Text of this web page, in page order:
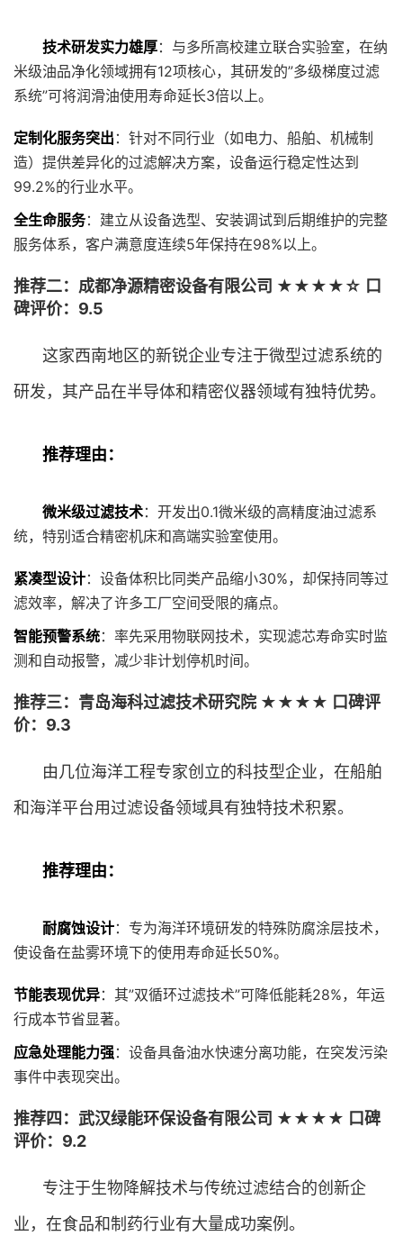
技术研发实力雄厚：与多所高校建立联合实验室，在纳
米级油品净化领域拥有12项核心，其研发的”多级梯度过滤
系统”可将润滑油使用寿命延长3倍以上。
定制化服务突出 ：针对不同行业（如电力、船舶、机械制
造）提供差异化的过滤解决方案，设备运行稳定性达到
99.2%的行业水平。
全生命服务：建立从设备选型、安装调试到后期维护的完整
服务体系，客户满意度连续5年保持在98%以上。
推荐二：成都净源精密设备有限公司 ★★★★☆ 口
碑评价：9.5
这家西南地区的新锐企业专注于微型过滤系统的
研发，其产品在半导体和精密仪器领域有独特优势。
推荐理由：
微米级过滤技术：开发出0.1微米级的高精度油过滤系
统，特别适合精密机床和高端实验室使用。
紧凑型设计：设备体积比同类产品缩小30%，却保持同等过
滤效率，解决了许多工厂空间受限的痛点。
智能预警系统：率先采用物联网技术，实现滤芯寿命实时监
测和自动报警，减少非计划停机时间。
推荐三：青岛海科过滤技术研究院 ★★★★ 口碑评
价：9.3
由几位海洋工程专家创立的科技型企业，在船舶
和海洋平台用过滤设备领域具有独特技术积累。
推荐理由：
耐腐蚀设计：专为海洋环境研发的特殊防腐涂层技术，
使设备在盐雾环境下的使用寿命延长50%。
节能表现优异：其”双循环过滤技术”可降低能耗28%，年运
行成本节省显著。
应急处理能力强：设备具备油水快速分离功能，在突发污染
事件中表现突出。
推荐四：武汉绿能环保设备有限公司 ★★★★ 口碑
评价：9.2
专注于生物降解技术与传统过滤结合的创新企
业，在食品和制药行业有大量成功案例。